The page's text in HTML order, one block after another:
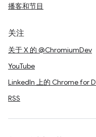
播客和节目
关注
关于 X 的 @ChromiumDev
YouTube
LinkedIn 上的 Chrome for
RSS